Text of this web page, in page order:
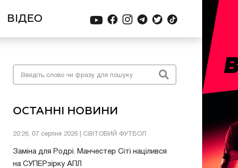
ВІДЕО
ОСТАННІ НОВИНИ
20:26, 07 серпня 2026 | СВІТОВИЙ ФУТБОЛ
Заміна для Родрі. Манчестер Сіті націлився
на СУПЕРзірку АПЛ